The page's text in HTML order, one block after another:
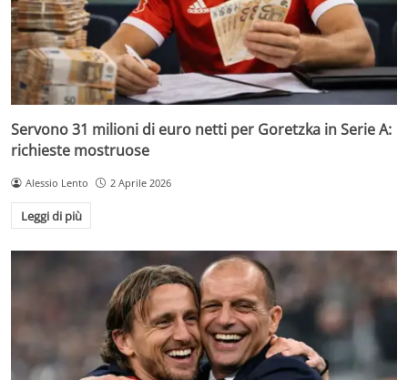
Servono 31 milioni di euro netti per Goretzka in Serie A:
richieste mostruose
Alessio Lento 2 Aprile 2026
Leggi di più